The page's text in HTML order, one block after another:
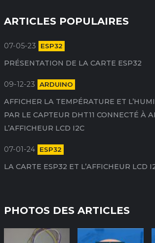
ARTICLES POPULAIRES
ESP32
07-05-23
PRÉSENTATION DE LA CARTE ESP32
ARDUINO
09-12-23
AFFICHER LA TEMPÉRATURE ET
PAR LE CAPTEUR DHT11 CONNECTÉ À
L’AFFICHEUR LCD I2C
ESP32
07-01-24
LA CARTE ESP32 ET L’AFFICHEUR LCD
PHOTOS DES ARTICLES